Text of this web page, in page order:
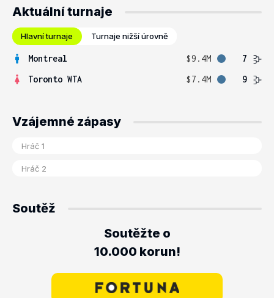
Aktuální turnaje
Hlavní turnaje Turnaje nižší úrovně
Montreal $9.4M
7
Toronto WTA
$7.4M 9
Vzájemné zápasy
Soutěž
Soutěžte o
10.000 korun!